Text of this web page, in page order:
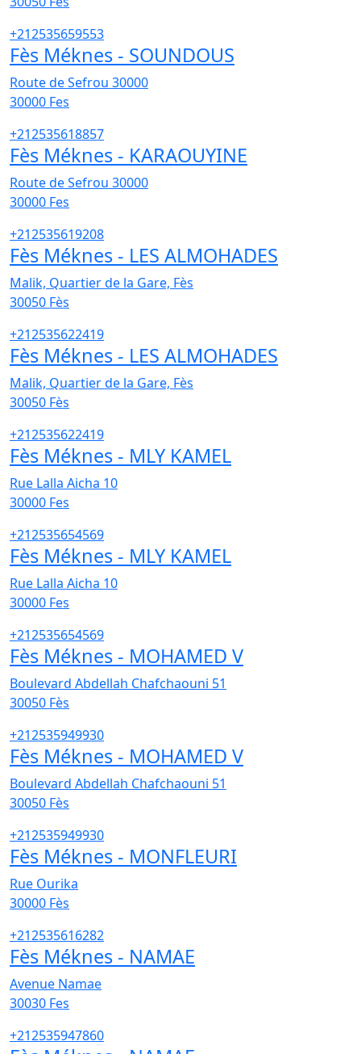
+212535659553
Fès Méknes - SOUNDOUS
Route de Sefrou 30000
30000 Fes
+212535618857
Fès Méknes - KARAOUYINE
Route de Sefrou 30000
30000 Fes
+212535619208
Fès Méknes - LES ALMOHADES
Malik, Quartier de la Gare, Fès
30050 Fès
+212535622419
Fès Méknes - LES ALMOHADES
Malik, Quartier de la Gare, Fès
30050 Fès
+212535622419
Fès Méknes - MLY KAMEL
Rue Lalla Aicha 10
30000 Fes
+212535654569
Fès Méknes - MLY KAMEL
Rue Lalla Aicha 10
30000 Fes
+212535654569
Fès Méknes - MOHAMED V
Boulevard Abdellah Chafchaouni 51
30050 Fès
+212535949930
Fès Méknes - MOHAMED V
Boulevard Abdellah Chafchaouni 51
30050 Fès
+212535949930
Fès Méknes - MONFLEURI
Rue Ourika
30000 Fès
+212535616282
Fès Méknes - NAMAE
Avenue Namae
30030 Fes
+212535947860